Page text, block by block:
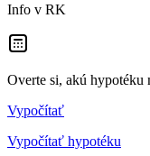
Info v RK
Overte si, akú hypotéku
Vypočítať
Vypočítať hypotéku